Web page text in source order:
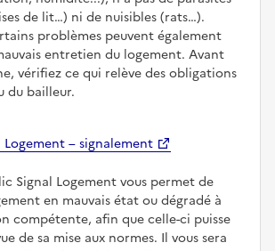
de lit…) ni de nuisibles (rats…).
problèmes peuvent également
entretien du logement. Avant
vérifiez ce qui relève des obligations
du bailleur.
Logement – signalement
Signal Logement vous permet de
en mauvais état ou dégradé à
compétente, afin que celle-ci puisse
de sa mise aux normes. Il vous sera